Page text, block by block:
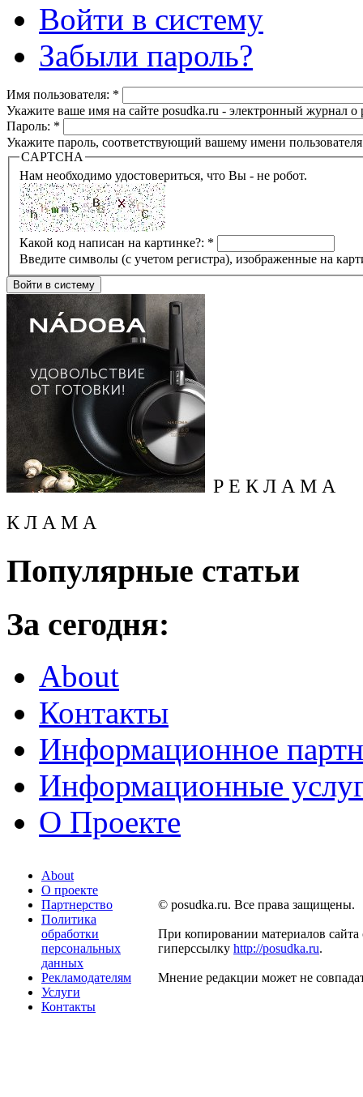
Войти в систему
Забыли пароль?
Имя пользователя: *
Укажите ваше имя на сайте posudka.ru - электронный журнал
Пароль: *
Укажите пароль, соответствующий вашему имени
CAPTCHA
Нам необходимо удостовериться, что Вы - не робот.
Какой код написан на картинке?: *
Введите символы (с учетом регистра), изображенные на
Р Е К Л А М А
К Л А М А
Популярные статьи
За сегодня:
About
Контакты
Информационное
Информационные
О Проекте
About
О проекте
Партнерство
Политика
обработки
персональных
данных
Рекламодателям
Услуги
Контакты
© posudka.ru. Все права защищены.
При копировании материалов сайта
гиперссылку http://posudka.ru.
Мнение редакции может не